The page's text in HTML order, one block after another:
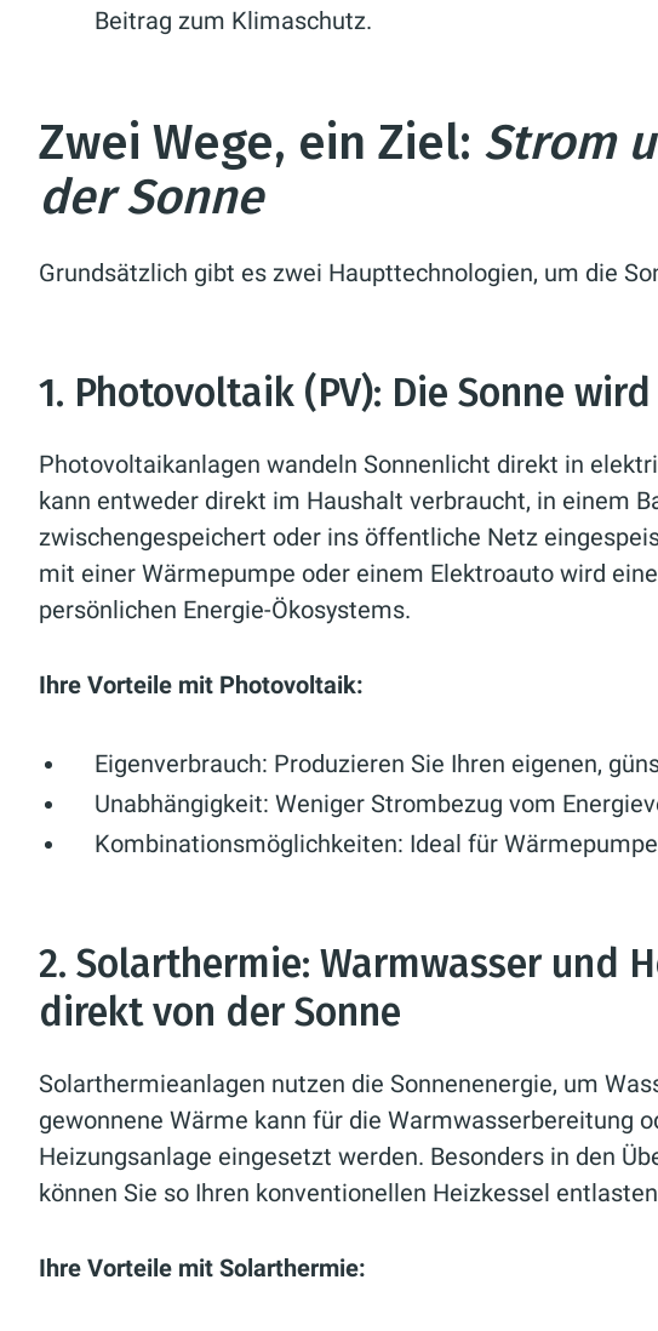
Beitrag zum Klimaschutz.
Zwei Wege, ein Ziel: Strom
der Sonne
Grundsätzlich gibt es zwei Haupttechnologien, um die
1. Photovoltaik (PV): Die Sonne
Photovoltaikanlagen wandeln Sonnenlicht direkt in
kann entweder direkt im Haushalt verbraucht, in einem
zwischengespeichert oder ins öffentliche Netz
mit einer Wärmepumpe oder einem Elektroauto wird
persönlichen Energie-Ökosystems.
Ihre Vorteile mit Photovoltaik:
Eigenverbrauch: Produzieren Sie Ihren eigenen,
Unabhängigkeit: Weniger Strombezug vom
Kombinationsmöglichkeiten: Ideal für
2. Solarthermie: Warmwasser und
direkt von der Sonne
Solarthermieanlagen nutzen die Sonnenenergie, um
gewonnene Wärme kann für die Warmwasserbereitung
Heizungsanlage eingesetzt werden. Besonders in den
können Sie so Ihren konventionellen Heizkessel
Ihre Vorteile mit Solarthermie: